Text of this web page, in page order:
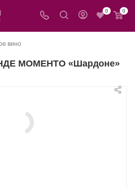
0 0
вино
МОМЕНТО «Шардоне»